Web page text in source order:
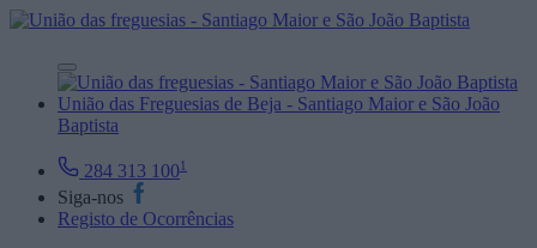
União das Freguesias de Beja - Santiago Maior e São João
Baptista
284 313 1001
Siga-nos
Registo de Ocorrências